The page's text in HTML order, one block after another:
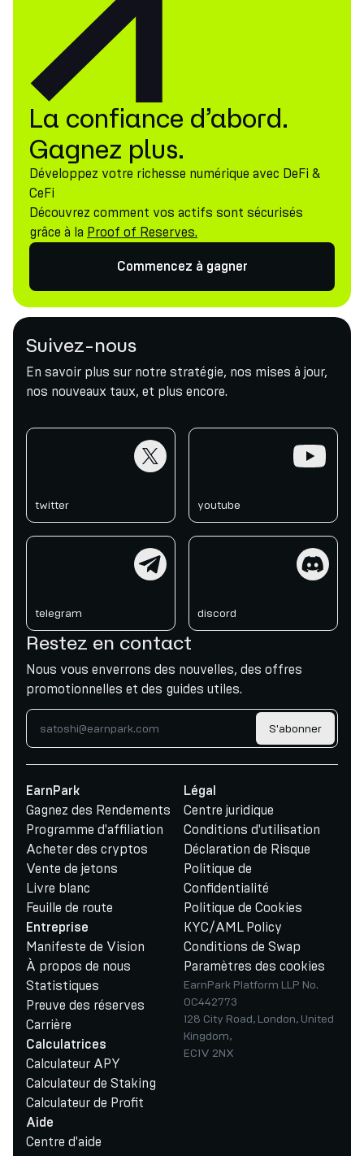
La confiance d’abord.
Gagnez plus.
Développez votre richesse numérique avec DeFi &
CeFi
Découvrez comment vos actifs sont sécurisés
grâce à la Proof of Reserves.
Commencez à gagner
Suivez-nous
En savoir plus sur notre stratégie, nos mises à jour,
nos nouveaux taux, et plus encore.
twitter youtube
telegram discord
Restez en contact
Nous vous enverrons des nouvelles, des offres
promotionnelles et des guides utiles.
S'abonner
EarnPark
Gagnez des Rendements
Programme d'affiliation
Acheter des cryptos
Vente de jetons
Livre blanc
Feuille de route
Entreprise
Manifeste de Vision
À propos de nous
Statistiques
Preuve des réserves
Carrière
Calculatrices
Calculateur APY
Calculateur de Staking
Calculateur de Profit
Aide
Centre d'aide
Légal
Centre juridique
Conditions d'utilisation
Déclaration de Risque
Politique de
Confidentialité
Politique de Cookies
KYC/AML Policy
Conditions de Swap
Paramètres des cookies
EarnPark Platform LLP No.
OC442773
128 City Road, London, United
Kingdom,
EC1V 2NX